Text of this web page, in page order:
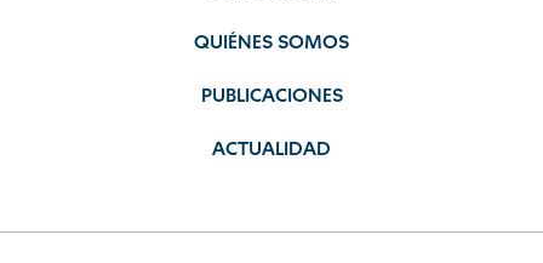
QUIÉNES SOMOS
PUBLICACIONES
ACTUALIDAD